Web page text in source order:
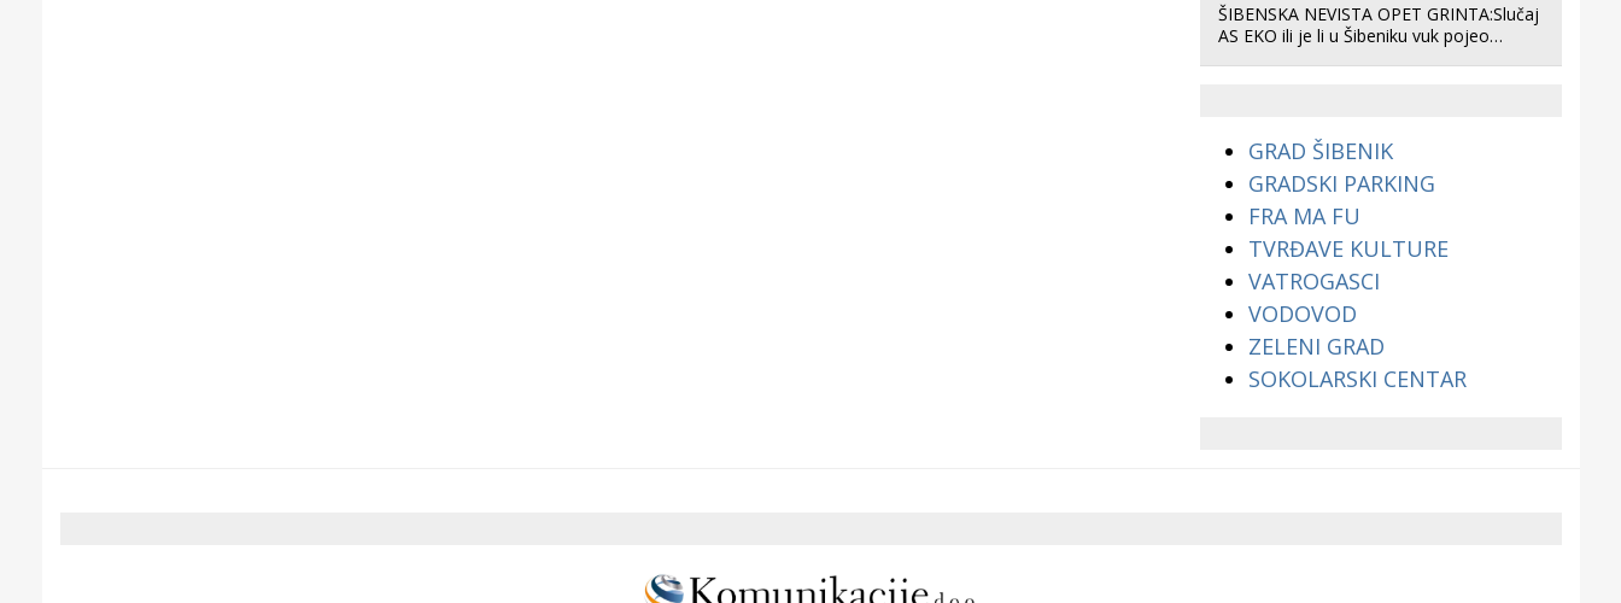
ŠIBENSKA NEVISTA OPET GRINTA:Slučaj
AS EKO ili je li u Šibeniku vuk pojeo
GRAD ŠIBENIK
GRADSKI PARKING
FRA MA FU
TVRĐAVE KULTURE
VATROGASCI
VODOVOD
ZELENI GRAD
SOKOLARSKI CENTAR